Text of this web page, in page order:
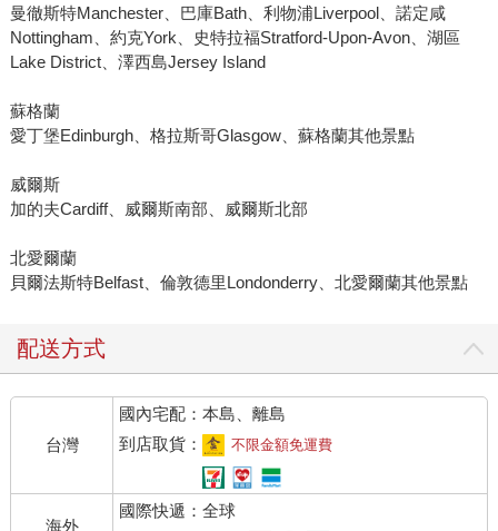
曼徹斯特Manchester、巴庫Bath、利物浦Liverpool、諾定咸
Nottingham、約克York、史特拉福Stratford-Upon-Avon、湖區
Lake District、澤西島Jersey Island
蘇格蘭
愛丁堡Edinburgh、格拉斯哥Glasgow、蘇格蘭其他景點
威爾斯
加的夫Cardiff、威爾斯南部、威爾斯北部
北愛爾蘭
貝爾法斯特Belfast、倫敦德里Londonderry、北愛爾蘭其他景點
配送方式
台灣
國內宅配：本島、離島
到店取貨：
不限金額免運費
海外
國際快遞：全球